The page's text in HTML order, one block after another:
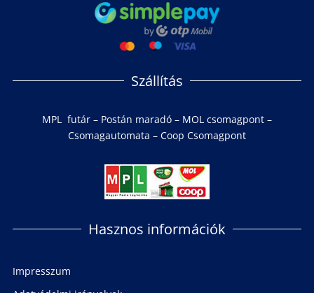
Szállítás
MPL futár – Postán maradó – MOL csomagpont –
Csomagautomata – Coop Csomagpont
Hasznos információk
Impresszum